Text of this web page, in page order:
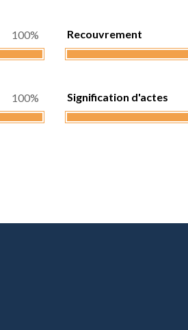
100% Recouvrement
100% Signification d'actes